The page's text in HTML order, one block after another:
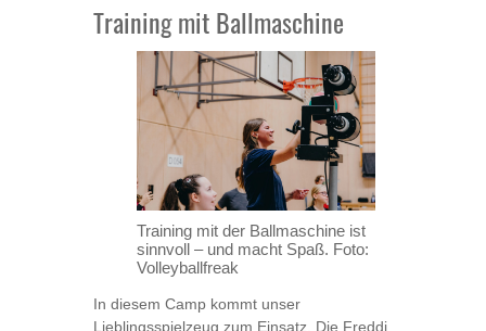
Training mit Ballmaschine
Training mit der Ballmaschine ist
sinnvoll – und macht Spaß. Foto:
Volleyballfreak
In diesem Camp kommt unser
Lieblingsspielzeug zum Einsatz. Die Freddi